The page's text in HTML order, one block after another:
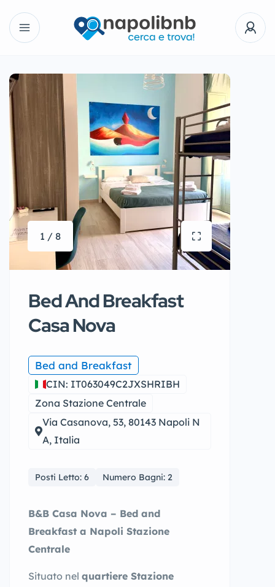
1 / 8
Bed And Breakfast
Casa Nova
Bed and Breakfast
CIN: IT063049C2JXSHRIBH
Zona Stazione Centrale
Via Casanova, 53, 80143 Napoli N
A, Italia
Posti Letto: 6 Numero Bagni: 2
B&B Casa Nova – Bed and
Breakfast a Napoli Stazione
Centrale
Situato nel quartiere Stazione